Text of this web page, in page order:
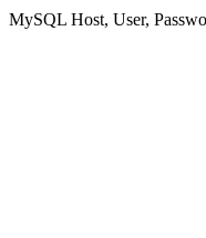
MySQL Host, User,